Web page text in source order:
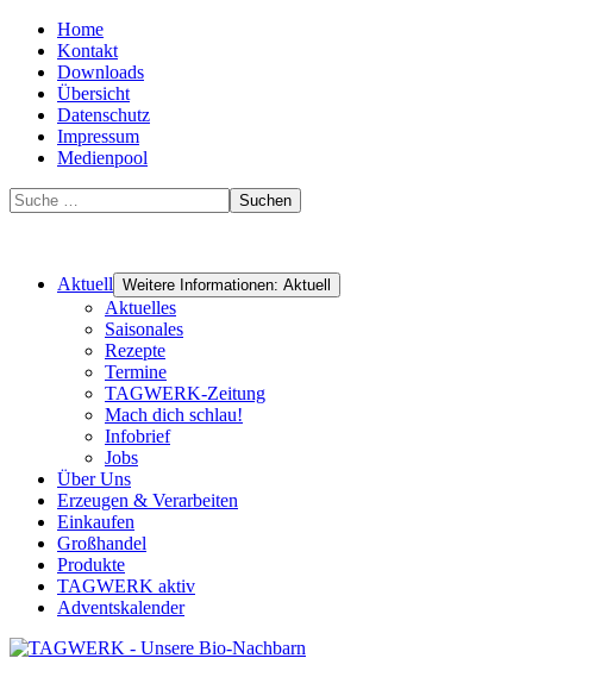
Home
Kontakt
Downloads
Übersicht
Datenschutz
Impressum
Medienpool
Suchen
Aktuell Weitere Informationen: Aktuell
Aktuelles
Saisonales
Rezepte
Termine
TAGWERK-Zeitung
Mach dich schlau!
Infobrief
Jobs
Über Uns
Erzeugen & Verarbeiten
Einkaufen
Großhandel
Produkte
TAGWERK aktiv
Adventskalender